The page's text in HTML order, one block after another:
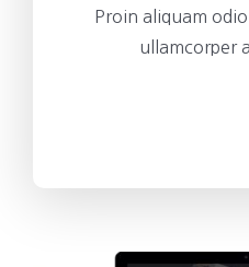
Proin aliquam
ullamcorper